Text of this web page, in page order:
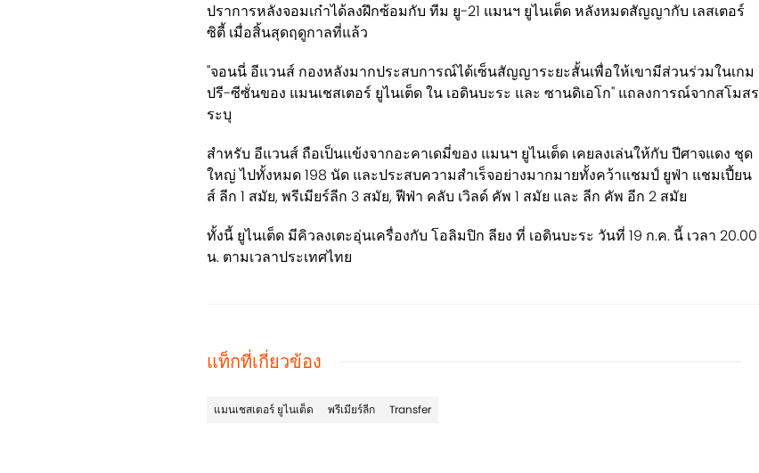
ปราการหลังจอมเก๋าได้ลงฝึกซ้อมกับ ทีม ยู-21 แมนฯ ยูไนเต็ด หลังหมดสัญญากับ เลสเตอร์
ซิตี้ เมื่อสิ้นสุดฤดูกาลที่แล้ว
''จอนนี่ อีแวนส์ กองหลังมากประสบการณ์ได้เซ็นสัญญาระยะสั้นเพื่อให้เขามีส่วนร่วมในเกม
ปรี-ซีซั่นของ แมนเชสเตอร์ ยูไนเต็ด ใน เอดินบะระ และ ซานดิเอโก'' แถลงการณ์จากสโมสร
ระบุ
สำหรับ อีแวนส์ ถือเป็นแข้งจากอะคาเดมี่ของ แมนฯ ยูไนเต็ด เคยลงเล่นให้กับ ปีศาจแดง ชุด
ใหญ่ ไปทั้งหมด 198 นัด และประสบความสำเร็จอย่างมากมายทั้งคว้าแชมป์ ยูฟ่า แชมเปี้ยน
ส์ ลีก 1 สมัย, พรีเมียร์ลีก 3 สมัย, ฟีฟ่า คลับ เวิลด์ คัพ 1 สมัย และ ลีก คัพ อีก 2 สมัย
ทั้งนี้ ยูไนเต็ด มีคิวลงเตะอุ่นเครื่องกับ โอลิมปิก ลียง ที่ เอดินบะระ วันที่ 19 ก.ค. นี้ เวลา 20.00
น. ตามเวลาประเทศไทย
แท็กที่เกี่ยวข้อง
แมนเชสเตอร์ ยูไนเต็ด พรีเมียร์ลีก Transfer